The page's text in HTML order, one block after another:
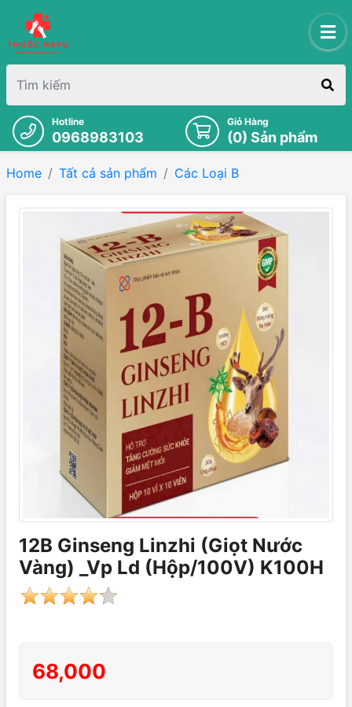
Hotline
0968983103
Giỏ Hàng
(0) Sản phẩm
Home Tất cả sản phẩm Các Loại B
12B Ginseng Linzhi (Giọt Nước
Vàng) _Vp Ld (Hộp/100V) K100H
68,000